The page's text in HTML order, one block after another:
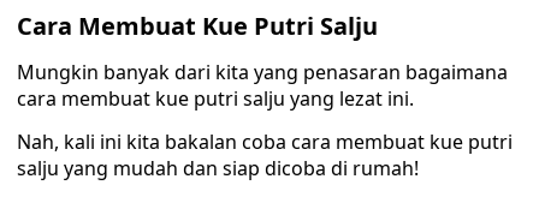
Cara Membuat Kue Putri Salju
Mungkin banyak dari kita yang penasaran bagaimana
cara membuat kue putri salju yang lezat ini.
Nah, kali ini kita bakalan coba cara membuat kue putri
salju yang mudah dan siap dicoba di rumah!